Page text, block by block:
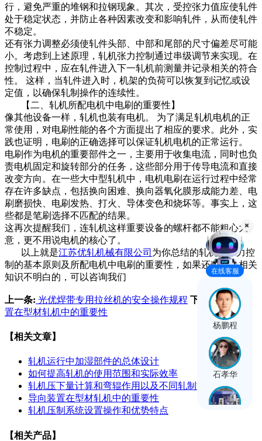
行，避免严重的堆钢和拉钢现象。其次，受控张力值应使轧件
处于稳定状态，并防止各种因素改变和影响轧件，从而使轧件
不稳定。
还有张力调整必须使轧件头部、中部和尾部的尺寸偏差尽可能
小。考虑到上述原理，轧机张力控制通过串级调节来实现。在
控制过程中，应在轧件进入下一轧机前测量并记录相关的符合
性。 这样，当轧件进入时，机架的负荷可以恢复到记忆或设
定值，以确保轧制操作的连续性。
【二、轧机所配电机中电刷的重要性】
像其他设备一样，轧机也装有电机。 为了满足轧机电机的正
常使用，对电刷性能的各个方面提出了相应的要求。此外，实
践也证明，电刷的正确选择可以保证轧机电机的正常运行。
电刷作为电机的重要部件之一，主要用于收集电流，同时也负
责电机固定和旋转部分的任务，这些部分用于传导电流和直接
改变方向。在一些大中型轧机中，电机电刷在运行过程中经常
存在许多缺点，包括换向困难、换向器氧化膜形成能力差、电
刷磨损快、电刷发热、打火、导体变色和烧坏等。事实上，这
些都是笔刷选择不匹配的结果。
这再次提醒我们，连轧机这样重要设备的螺杆都不能粗心大
意，更不用说电机的核心了。
以上就是江苏优轧机械有限公司 为你总结的轧机微张力控
制的基本原则及所配电机中电刷的重要性，如果还有什么相关
知识不明白的，可以咨询我们
上一条: 光优焊带专用拉丝机的安全操作规程 下一条:导向装
置在型材轧机中的重要性
【相关文章】
轧机运行中加湿部件的总体设计
如何提高轧机的使用范围和实际效率
轧机压下量计算和弯辊作用以及不同轧制方…
导向装置在型材轧机中的重要性
轧机压制系统设置操作和优势特点
【相关产品】
在线客服
杨鹏程
石孝华